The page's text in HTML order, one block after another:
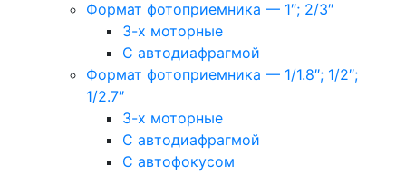
Формат фотоприемника — 1″; 2/3″
3-х моторные
С автодиафрагмой
Формат фотоприемника — 1/1.8″; 1/2″;
1/2.7″
3-х моторные
С автодиафрагмой
С автофокусом